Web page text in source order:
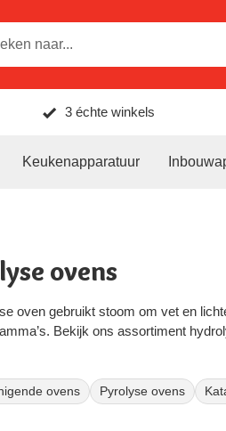
3 échte winkels
Keukenapparatuur
ovens
oven gebruikt stoom om vet en
Bekijk ons assortiment
ovens Pyrolyse ovens